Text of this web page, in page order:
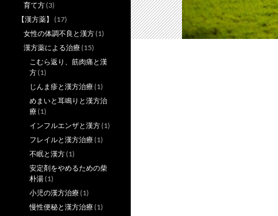
育て方(3)
【漢方薬】
(17)
女性の体調不良と漢方(1)
漢方薬による治療(15)
こむら返り、筋肉痛と漢
方(1)
じんま疹と漢方治療(1)
めまいと耳鳴りと漢方治
療(1)
インフルエンザと漢方(1)
フレイルと漢方治療(1)
不眠と漢方(1)
安定剤をやめるための柴
朴湯(1)
小児の漢方治療(1)
慢性便秘と漢方治療(1)